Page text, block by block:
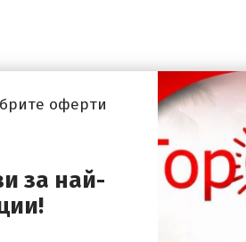
оферти
за най-